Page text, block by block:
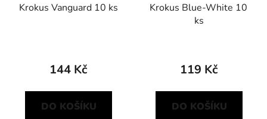
Krokus Vanguard 10 ks
144 Kč
DO KOŠÍKU
Krokus Blue-White 10
ks
119 Kč
DO KOŠÍKU